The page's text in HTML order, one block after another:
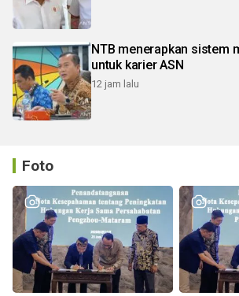
NTB menerapkan sistem manajemen talenta
untuk karier ASN
12 jam lalu
Foto